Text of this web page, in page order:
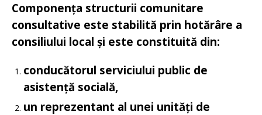
Componența structurii comunitare
consultative este stabilită prin hotărâre a
consiliului local și este constituită din:
conducătorul serviciului public de
asistență socială,
un reprezentant al unei unități de